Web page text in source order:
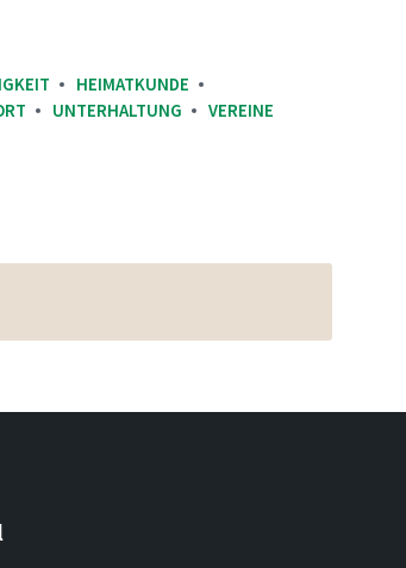
HEIMATKUNDE
UNTERHALTUNG VEREINE